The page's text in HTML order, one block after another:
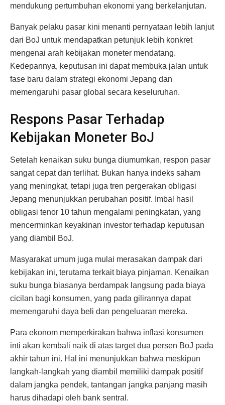
mendukung pertumbuhan ekonomi yang berkelanjutan.
Banyak pelaku pasar kini menanti pernyataan lebih lanjut
dari BoJ untuk mendapatkan petunjuk lebih konkret
mengenai arah kebijakan moneter mendatang.
Kedepannya, keputusan ini dapat membuka jalan untuk
fase baru dalam strategi ekonomi Jepang dan
memengaruhi pasar global secara keseluruhan.
Respons Pasar Terhadap
Kebijakan Moneter BoJ
Setelah kenaikan suku bunga diumumkan, respon pasar
sangat cepat dan terlihat. Bukan hanya indeks saham
yang meningkat, tetapi juga tren pergerakan obligasi
Jepang menunjukkan perubahan positif. Imbal hasil
obligasi tenor 10 tahun mengalami peningkatan, yang
mencerminkan keyakinan investor terhadap keputusan
yang diambil BoJ.
Masyarakat umum juga mulai merasakan dampak dari
kebijakan ini, terutama terkait biaya pinjaman. Kenaikan
suku bunga biasanya berdampak langsung pada biaya
cicilan bagi konsumen, yang pada gilirannya dapat
memengaruhi daya beli dan pengeluaran mereka.
Para ekonom memperkirakan bahwa inflasi konsumen
inti akan kembali naik di atas target dua persen BoJ pada
akhir tahun ini. Hal ini menunjukkan bahwa meskipun
langkah-langkah yang diambil memiliki dampak positif
dalam jangka pendek, tantangan jangka panjang masih
harus dihadapi oleh bank sentral.